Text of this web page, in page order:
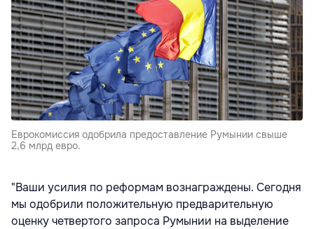
Еврокомиссия одобрила предоставление Румынии свыше
2,6 млрд евро.
"Ваши усилия по реформам вознаграждены. Сегодня
мы одобрили положительную предварительную
оценку четвертого запроса Румынии на выделение